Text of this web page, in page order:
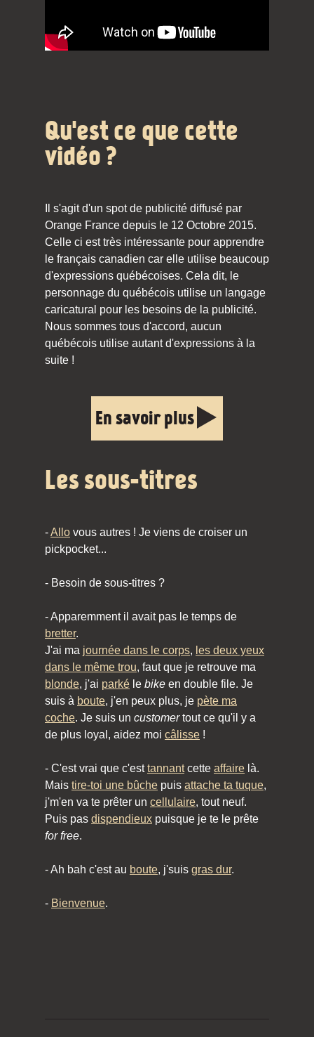
Qu'est ce que cette
vidéo ?
Il s'agit d'un spot de publicité diffusé par
Orange France depuis le 12 Octobre 2015.
Celle ci est très intéressante pour apprendre
le français canadien car elle utilise beaucoup
d'expressions québécoises. Cela dit, le
personnage du québécois utilise un langage
caricatural pour les besoins de la publicité.
Nous sommes tous d'accord, aucun
québécois utilise autant d'expressions à la
suite !
En savoir plus
Les sous-titres
-Allo vous autres ! Je viens de croiser un
pickpocket...
- Besoin de sous-titres ?
- Apparemment il avait pas le temps de
bretter.
J'ai ma journée dans le corps, les deux yeux
dans le même trou, faut que je retrouve ma
blonde, j'ai parké le bike en double file. Je
suis à boute, j'en peux plus, je pète ma
coche. Je suis un customertout ce qu'il y a
de plus loyal, aidez moi câlisse !
- C'est vrai que c'esttannantcette affaire là.
Mais tire-toi une bûche puis attache ta tuque,
j'm'en va te prêter un cellulaire, tout neuf.
Puis pas dispendieux puisque je te le prête
for free.
- Ah bah c'est au boute, j'suis gras dur.
- Bienvenue.